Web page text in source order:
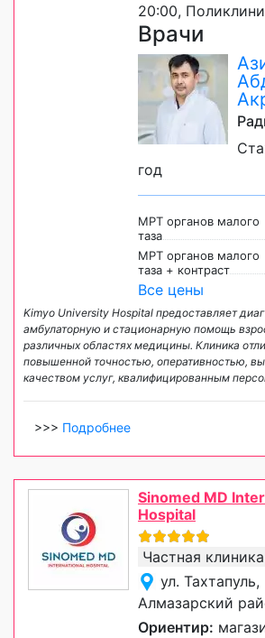
20:00,
Врачи
год
МРТ органов малого
таза
МРТ органов малого
таза + контраст
Все цены
Kimyo University Hospital предоставляет
амбулаторную и стационарную помощь
различных областях медицины. Клиника
повышенной точностью, оперативностью,
качеством услуг, квалифицированным
>>> Подробнее
Sinomed MD
Hospital
Частная клиника
ул. Тахтапуль,
Алмазарский
Ориентир: